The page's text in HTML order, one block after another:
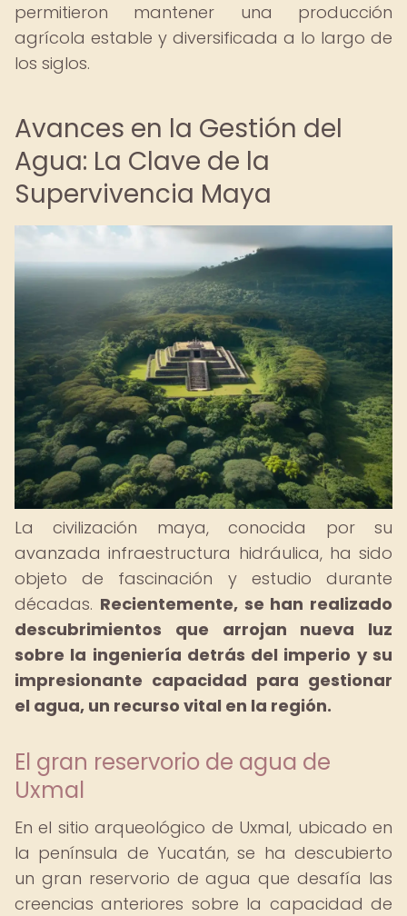
permitieron mantener una producción
agrícola estable y diversificada a lo largo de
los siglos.
Avances en la Gestión del
Agua: La Clave de la
Supervivencia Maya
La civilización maya, conocida por su
avanzada infraestructura hidráulica, ha sido
objeto de fascinación y estudio durante
décadas. Recientemente, se han realizado
descubrimientos que arrojan nueva luz
sobre la ingeniería detrás del imperio y su
impresionante capacidad para gestionar
el agua, un recurso vital en la región.
El gran reservorio de agua de
Uxmal
En el sitio arqueológico de Uxmal, ubicado en
la península de Yucatán, se ha descubierto
un gran reservorio de agua que desafía las
creencias anteriores sobre la capacidad de